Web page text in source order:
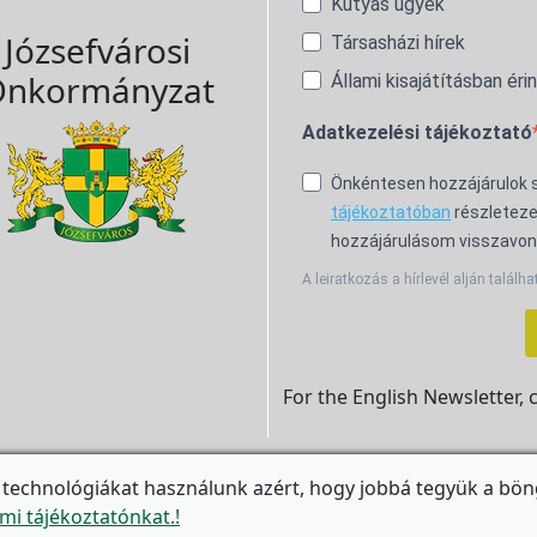
Józsefvárosi
Társasházi hírek
Állami kisajátításban
Adatkezelési tájékoztató
Önkéntesen
tájékoztatóban
hozzájárulásom
A leiratkozás a hírlevél alján
For the English Newsletter,

használunk azért, hogy jobbá tegyük a
tájékoztatónkat.!